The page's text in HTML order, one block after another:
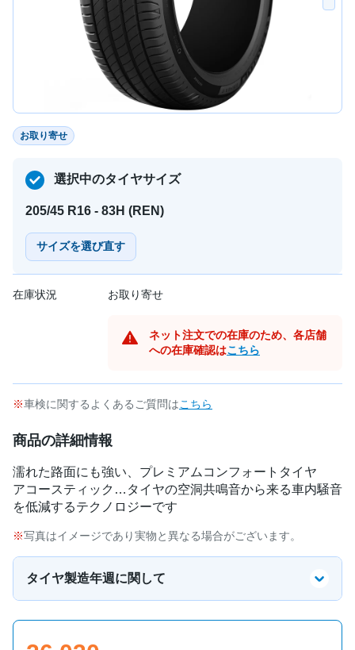
お取り寄せ
選択中のタイヤサイズ
205/45 R16 - 83H (REN)
サイズを選び直す
在庫状況 お取り寄せ
ネット注文での在庫のため、各店舗
への在庫確認はこちら
車検に関するよくあるご質問はこちら
商品の詳細情報
濡れた路面にも強い、プレミアムコンフォートタイヤ
アコースティック…タイヤの空洞共鳴音から来る車内騒音
を低減するテクノロジーです
写真はイメージであり実物と異なる場合がございます。
タイヤ製造年週に関して